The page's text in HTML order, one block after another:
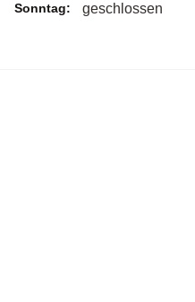
Sonntag: geschlossen